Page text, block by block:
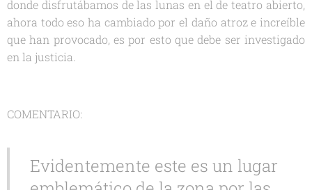
donde disfrutábamos de las lunas en el de teatro abierto,
ahora todo eso ha cambiado por el daño atroz e increíble
que han provocado, es por esto que debe ser investigado
en la justicia.
COMENTARIO:
Evidentemente este es un lugar